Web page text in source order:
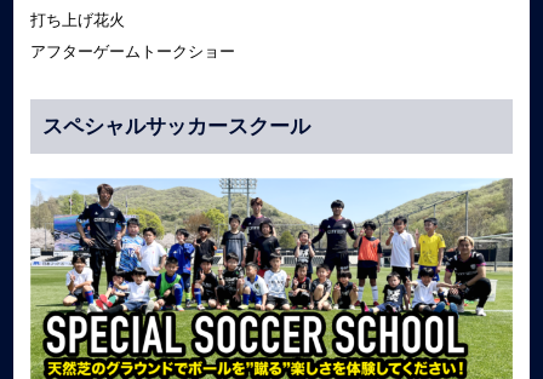
打ち上げ花火
アフターゲームトークショー
スペシャルサッカースクール